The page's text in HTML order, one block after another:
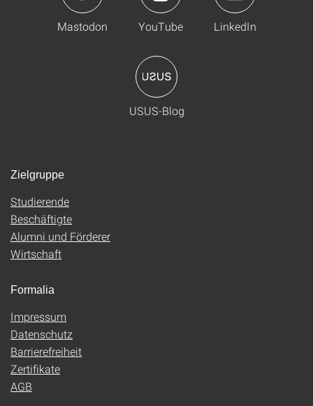
Mastodon YouTube LinkedIn
USUS-Blog
Zielgruppe
Studierende
Beschäftigte
Alumni und Förderer
Wirtschaft
Formalia
Impressum
Datenschutz
Barrierefreiheit
Zertifikate
AGB